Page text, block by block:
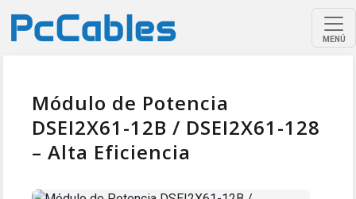
MENÚ
Módulo de Potencia
DSEI2X61-12B / DSEI2X61-128
– Alta Eficiencia